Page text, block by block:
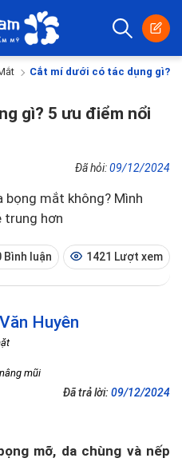
Cắt mí dưới có tác dụng gì?
gì? 5 ưu điểm nổi
Đã hỏi:09/12/2024
mắt không? Mình
hơn
Bình luận 1421 Lượt xem
Huyên
mũi
Đã trả lời: 09/12/2024
mỡ, da chùng và nếp